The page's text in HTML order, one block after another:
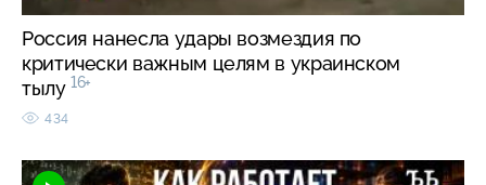
Россия нанесла удары возмездия по
критически важным целям в украинском
тылу 16+
434